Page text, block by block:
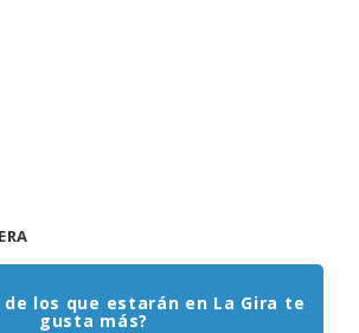
los que estarán en La Gira te
gusta más?